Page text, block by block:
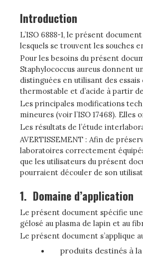
Introduction
L’ISO 6888-1, le présent
lesquels se trouvent les souches
Pour les besoins du présent
Staphylococcus aureus donnent
distinguées en utilisant des
thermostable et d’acide à partir
Les principales modifications
mineures (voir l’ISO 17468).
Les résultats de l’étude
AVERTISSEMENT : Afin de
laboratoires correctement
que les utilisateurs du présent
pourraient découler de son
1. Domaine d’application
Le présent document spécifie
gélosé au plasma de lapin et au
Le présent document s’applique
produits destinés à